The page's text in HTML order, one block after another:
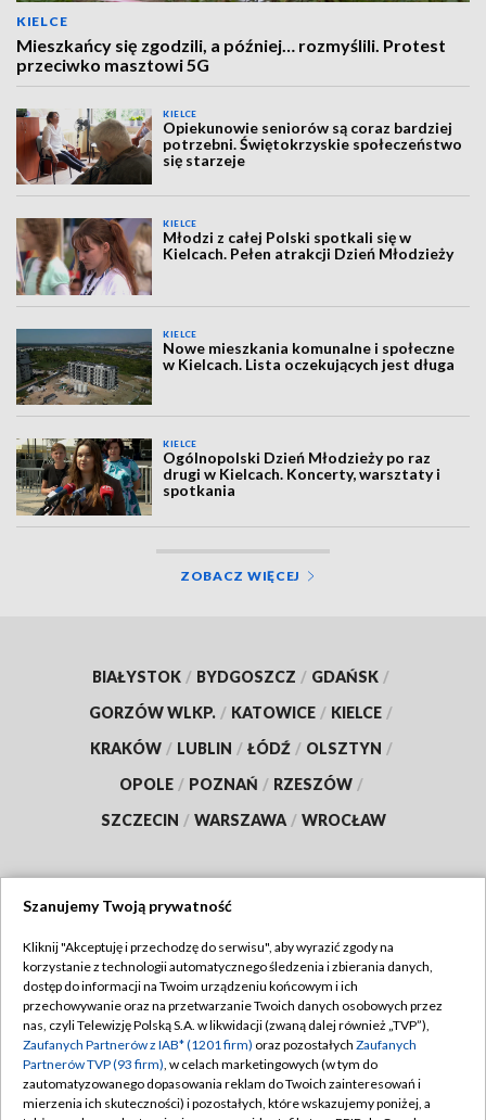
KIELCE
Mieszkańcy się zgodzili, a później… rozmyślili. Protest
przeciwko masztowi 5G
KIELCE
Opiekunowie seniorów są coraz bardziej
potrzebni. Świętokrzyskie społeczeństwo
się starzeje
KIELCE
Młodzi z całej Polski spotkali się w
Kielcach. Pełen atrakcji Dzień Młodzieży
KIELCE
Nowe mieszkania komunalne i społeczne
w Kielcach. Lista oczekujących jest długa
KIELCE
Ogólnopolski Dzień Młodzieży po raz
drugi w Kielcach. Koncerty, warsztaty i
spotkania
ZOBACZ WIĘCEJ
BIAŁYSTOK / BYDGOSZCZ / GDAŃSK /
GORZÓW WLKP. / KATOWICE / KIELCE /
KRAKÓW / LUBLIN / ŁÓDŹ / OLSZTYN /
OPOLE / POZNAŃ / RZESZÓW /
SZCZECIN / WARSZAWA / WROCŁAW
TVP
Abonament TVP
Emisja w TVP
Centrum informacji TVP
Naziemna Telewizja Cyfrowa
Regulamin TVP
Polityka prywatności
Moje zgody
Szanujemy Twoją prywatność
Kliknij "Akceptuję i przechodzę do serwisu", aby wyrazić zgody na
korzystanie z technologii automatycznego śledzenia i zbierania danych,
dostęp do informacji na Twoim urządzeniu końcowym i ich
przechowywanie oraz na przetwarzanie Twoich danych osobowych przez
nas, czyli Telewizję Polską S.A. w likwidacji (zwaną dalej również „TVP”),
Zaufanych Partnerów z IAB* (1201 firm) oraz pozostałych Zaufanych
Partnerów TVP (93 firm), w celach marketingowych (w tym do
zautomatyzowanego dopasowania reklam do Twoich zainteresowań i
mierzenia ich skuteczności) i pozostałych, które wskazujemy poniżej, a